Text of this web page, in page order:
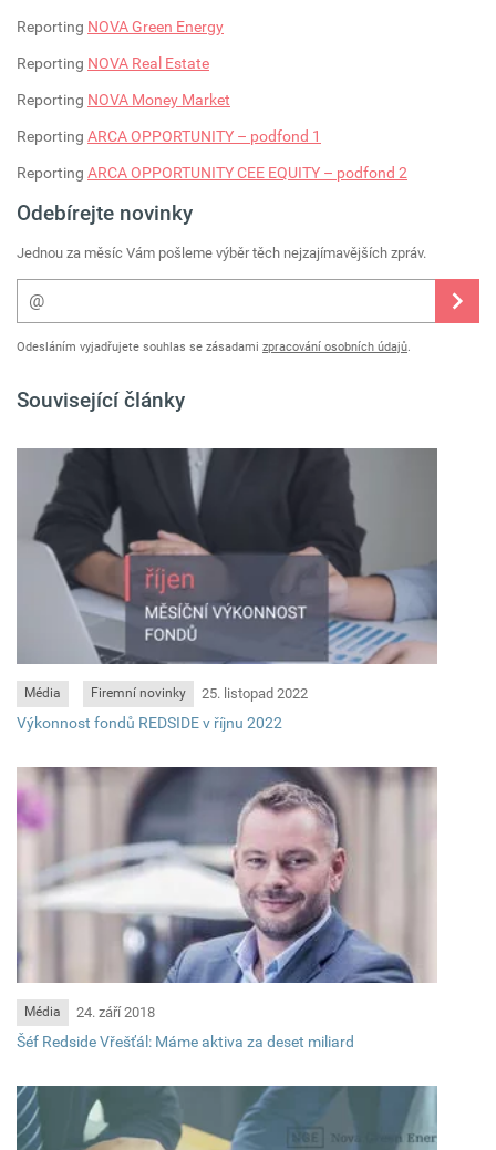
Reporting NOVA Green Energy
Reporting NOVA Real Estate
Reporting NOVA Money Market
Reporting ARCA OPPORTUNITY – podfond 1
Reporting ARCA OPPORTUNITY CEE EQUITY – podfond 2
Odebírejte novinky
Jednou za měsíc Vám pošleme výběr těch nejzajímavějších zpráv.
Odesláním vyjadřujete souhlas se zásadami zpracování osobních údajů
Související články
Média Firemní novinky 25. listopad 2022
Výkonnost fondů REDSIDE v říjnu 2022
Média 24. září 2018
Šéf Redside Vřešťál: Máme aktiva za deset miliard